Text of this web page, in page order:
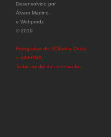
Desenvolvido por
Álvaro Martino
e Webprodz
© 2019
Fotografias de ©Cláudia Costa
e ©AEPGA.
Todos os direitos reservados.